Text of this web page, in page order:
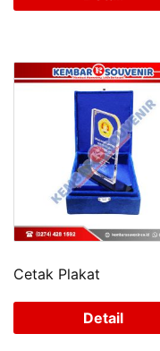
Cetak Plakat
Detail